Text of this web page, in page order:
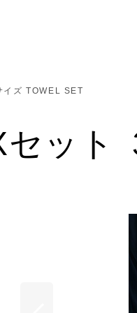
イズ TOWEL SET
ット